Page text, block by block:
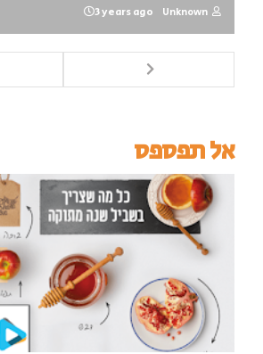
Unknown
3 years ago
אל תפספס